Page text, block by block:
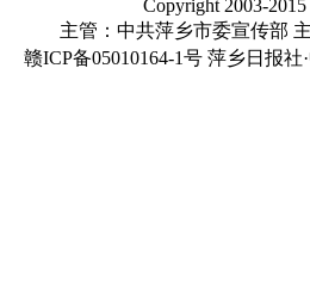
Copyright 2003-
主管：中共萍乡市委宣传部
赣ICP备05010164-1号 萍乡日报社